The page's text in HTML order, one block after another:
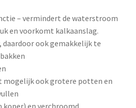
– vermindert de waterstroom
en voorkomt kalkaanslag.
daardoor ook gemakkelijk te
mogelijk ook grotere potten en